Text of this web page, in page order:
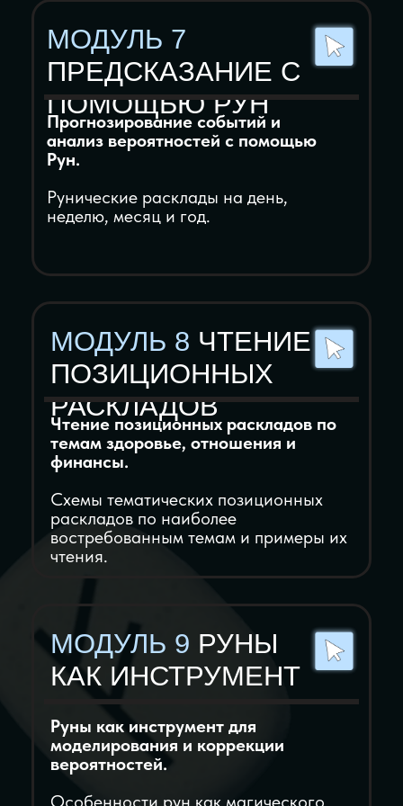
трансформации личности
Автор книг по Таро, уникальных
методик обучения
Создал более 50 курсов и
тренингов по Таро, Магии, Рунам
Базовый
Показать наполнение
Домашние задания
Методические материалы
Шпаргалки и PDF-ки
Чат с единомышленниками
для практики и поддержки
Проверка домашних заданий
Индивидуальный чат с личным
куратором для оперативного
Практика
Общение
Сопровождение